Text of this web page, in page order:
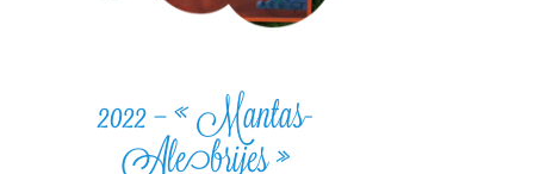
2022 – « Mantas-
Alebrijes »